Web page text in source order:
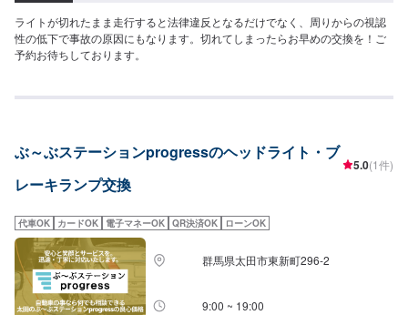
ライトが切れたまま走行すると法律違反となるだけでなく、周りからの視認
性の低下で事故の原因にもなります。切れてしまったらお早めの交換を！ご
予約お待ちしております。
ぶ～ぶステーションprogressのヘッドライト・ブ
レーキランプ交換
5.0(1件)
代車OK カードOK 電子マネーOK QR決済OK ローンOK
群馬県太田市東新町296-2
9:00 ~ 19:00